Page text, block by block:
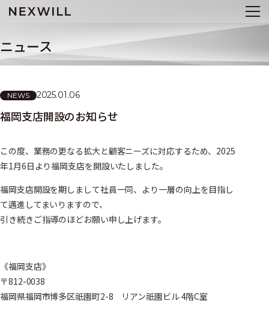
ニュース
NEWS 2025.01.06
福岡支店開設のお知らせ
この度、業務の更なる拡大と顧客ニーズに対応するため、2025
年1月6日より福岡支店を開設いたしました。
福岡支店開設を期しまして社員一同、より一層の向上を目指し
て邁進してまいりますので、
引き続きご指導のほどお願い申し上げます。
《福岡支店》
〒812-0038
福岡県福岡市博多区祇園町2-8 リアン祇園ビル 4階C室